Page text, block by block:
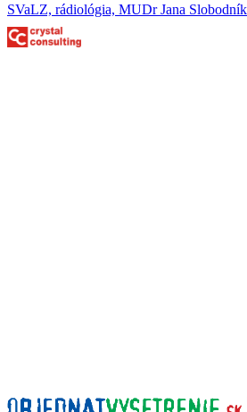
SVaLZ, rádiológia, MUDr Jana